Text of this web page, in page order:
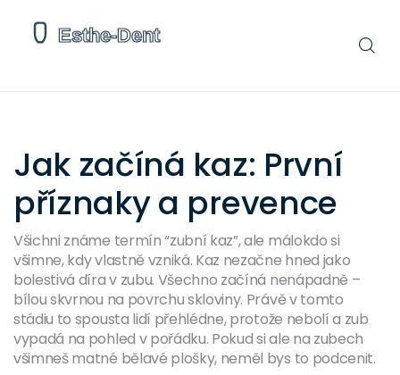
Jak začíná kaz: První
příznaky a prevence
Všichni známe termín “zubní kaz”, ale málokdo si
všimne, kdy vlastně vzniká. Kaz nezačne hned jako
bolestivá díra v zubu. Všechno začíná nenápadně –
bílou skvrnou na povrchu skloviny. Právě v tomto
stádiu to spousta lidí přehlédne, protože nebolí a zub
vypadá na pohled v pořádku. Pokud si ale na zubech
všimneš matné bělavé plošky, neměl bys to podcenit.